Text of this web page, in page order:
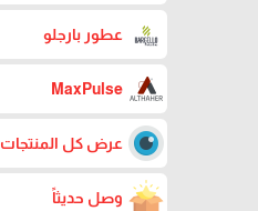
عطور بارجلو
MaxPulse
عرض كل المنتجات
وصل حديثاً